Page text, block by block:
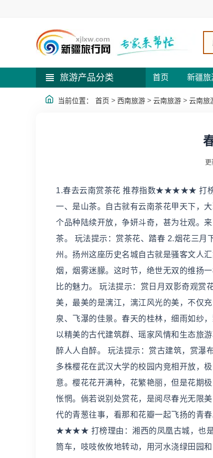
旅游产品分类 首页 新疆旅
当前位置： 首页 > 西南旅游 > 云南旅游 > 云南旅
更
1.春去云南赏茶花 推荐指数★★★★★ 打榜
一、是山茶。自古就有云南茶花甲天下，
个品种陆续开放，争妍斗奇，甚为壮观。
茶。 玩法提示：赏茶花、踏春 2.烟花三
州。扬州这座历史名城自古就是骚客文人
烟，烟雾迷朦。这时节，绝世无双的维扬
比的魅力。 玩法提示：赏日月双影奇观
美，最美的是漓江，漓江风光的美，不仅
泉、飞瀑的佳景。春天的桂林，细雨如纱
以精美的古代建筑群、瑶家风情和生态旅
醉人人自醉。 玩法提示：赏古建筑，赏
多株樱花在武汉大学的校园内竞相开放，
意。樱花花开满种，花繁艳丽，但是花期
怅惘。倘若说别处赏花，是阅尽春光无限
代的青葱往事，看那和花瓣一起飞扬的青
★★★★ 打榜理由：湘西的凤凰古城，也是
筒车，吱吱攸攸地转动，用河水浇绿田园